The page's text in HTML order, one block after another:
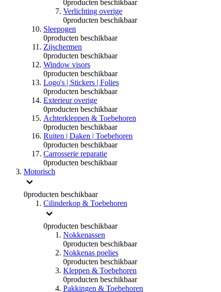
0producten beschikbaar
Verlichting overige
0producten beschikbaar
Sleepogen
0producten beschikbaar
Zijschermen
0producten beschikbaar
Window visors
0producten beschikbaar
Logo's | Stickers | Folies
0producten beschikbaar
Exterieur overige
0producten beschikbaar
Achterkleppen & Toebehoren
0producten beschikbaar
Ruiten | Daken | Toebehoren
0producten beschikbaar
Carrosserie reparatie
0producten beschikbaar
Motorisch
0producten beschikbaar
Cilinderkop & Toebehoren
0producten beschikbaar
Nokkenassen
0producten beschikbaar
Nokkenas poelies
0producten beschikbaar
Kleppen & Toebehoren
0producten beschikbaar
Pakkingen & Toebehoren